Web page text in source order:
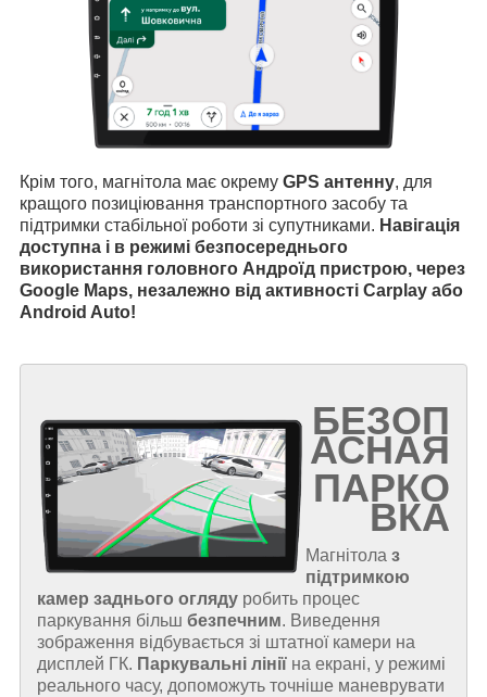
Крім того, магнітола має окрему GPS антенну, для
кращого позиціювання транспортного засобу та
підтримки стабільної роботи зі супутниками. Навігація
доступна і в режимі безпосереднього
використання головного Андроїд пристрою, через
Google Maps, незалежно від активності Carplay або
Android Auto!
БЕЗОП
АСНАЯ
ПАРКО
ВКА
Магнітола з
підтримкою
камер заднього огляду робить процес
паркування більш безпечним. Виведення
зображення відбувається зі штатної камери на
дисплей ГК. Паркувальні лінії на екрані, у режимі
реального часу, допоможуть точніше маневрувати